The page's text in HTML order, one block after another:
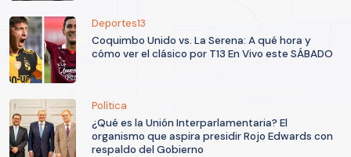
Deportes13
Coquimbo Unido vs. La Serena: A qué hora y
cómo ver el clásico por T13 En Vivo este SÁBADO
Política
¿Qué es la Unión Interparlamentaria? El
organismo que aspira presidir Rojo Edwards con
respaldo del Gobierno